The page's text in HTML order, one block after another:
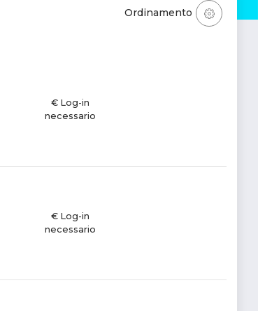
Ordinamento
€ Log-in
necessario
€ Log-in
necessario